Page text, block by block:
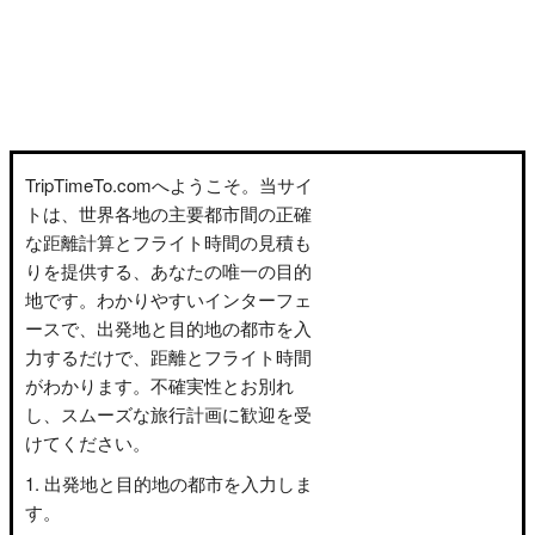
TripTimeTo.comへようこそ。当サイ
トは、世界各地の主要都市間の正確
な距離計算とフライト時間の見積も
りを提供する、あなたの唯一の目的
地です。わかりやすいインターフェ
ースで、出発地と目的地の都市を入
力するだけで、距離とフライト時間
がわかります。不確実性とお別れ
し、スムーズな旅行計画に歓迎を受
けてください。
出発地と目的地の都市を入力しま
す。